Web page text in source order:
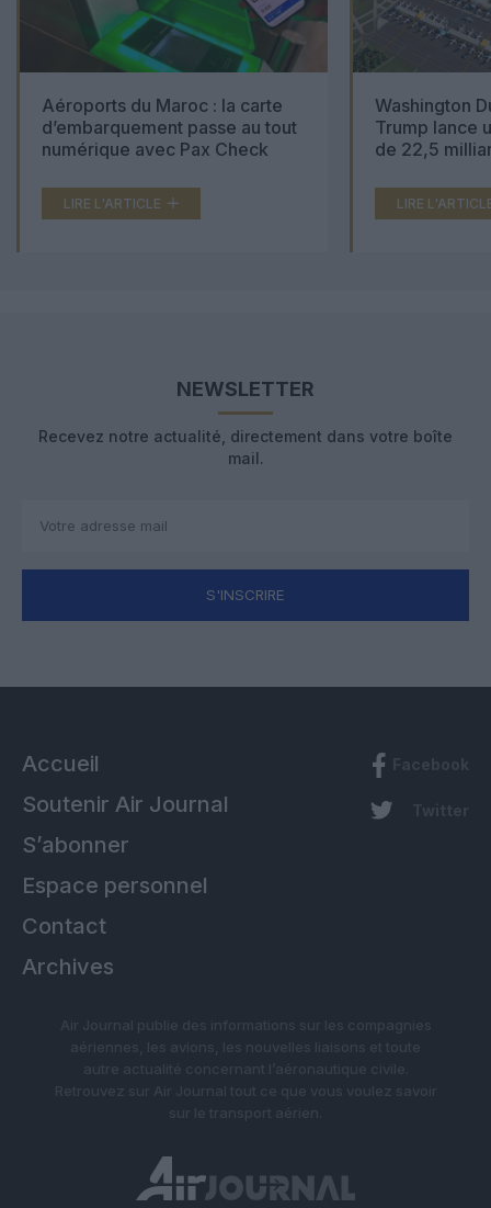
Aéroports du Maroc : la carte
d’embarquement passe au tout
numérique avec Pax Check
LIRE L'ARTICLE
Washington
Trump lance
de 22,5
LIRE
NEWSLETTER
Recevez notre actualité, directement dans votre boîte
mail.
S'INSCRIRE
Accueil
Soutenir Air Journal
S’abonner
Espace personnel
Contact
Archives